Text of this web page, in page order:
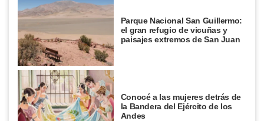
Parque Nacional San Guillermo:
el gran refugio de vicuñas y
paisajes extremos de San Juan
Conocé a las mujeres detrás de
la Bandera del Ejército de los
Andes